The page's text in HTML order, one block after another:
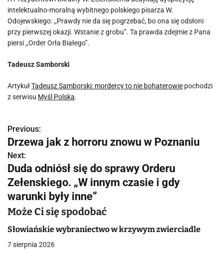
intelektualno-moralną wybitnego polskiego pisarza W.
Odojewskiego: ,,Prawdy nie da się pogrzebać, bo ona się odsłoni
przy pierwszej okazji. Wstanie z grobu’’. Ta prawda zdejmie z Pana
piersi ,,Order Orła Białego’’.
Tadeusz Samborski
ArtykułTadeusz Samborski: mordercy to nie bohaterowie pochodzi
z serwisu Myśl Polska.
N
a
w
i
g
a
c
Previous:
Drzewa jak z horroru znowu w Poznaniu
Next:
Duda odniósł się do sprawy Orderu
Zełenskiego. „W innym czasie i gdy
warunki były inne”
Może Ci się spodobać
Słowiańskie wybraniectwo w krzywym zwierciadle
7 sierpnia 2026